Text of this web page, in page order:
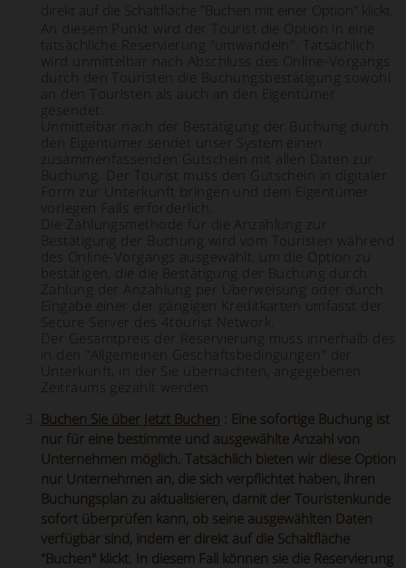
direkt auf die Schaltfläche "Buchen mit einer Option" klickt.
An diesem Punkt wird der Tourist die Option in eine
tatsächliche Reservierung "umwandeln". Tatsächlich
wird unmittelbar nach Abschluss des Online-Vorgangs
durch den Touristen die Buchungsbestätigung sowohl
an den Touristen als auch an den Eigentümer
gesendet.
Unmittelbar nach der Bestätigung der Buchung durch
den Eigentümer sendet unser System einen
zusammenfassenden Gutschein mit allen Daten zur
Buchung. Der Tourist muss den Gutschein in digitaler
Form zur Unterkunft bringen und dem Eigentümer
vorlegen Falls erforderlich.
Die Zahlungsmethode für die Anzahlung zur
Bestätigung der Buchung wird vom Touristen während
des Online-Vorgangs ausgewählt, um die Option zu
bestätigen, die die Bestätigung der Buchung durch
Zahlung der Anzahlung per Überweisung oder durch
Eingabe einer der gängigen Kreditkarten umfasst der
Secure Server des 4tourist Network.
Der Gesamtpreis der Reservierung muss innerhalb des
in den "Allgemeinen Geschäftsbedingungen" der
Unterkunft, in der Sie übernachten, angegebenen
Zeitraums gezahlt werden.
Buchen Sie über Jetzt Buchen : Eine sofortige Buchung ist
nur für eine bestimmte und ausgewählte Anzahl von
Unternehmen möglich. Tatsächlich bieten wir diese Option
nur Unternehmen an, die sich verpflichtet haben, ihren
Buchungsplan zu aktualisieren, damit der Touristenkunde
sofort überprüfen kann, ob seine ausgewählten Daten
verfügbar sind, indem er direkt auf die Schaltfläche
"Buchen" klickt. In diesem Fall können sie die Reservierung